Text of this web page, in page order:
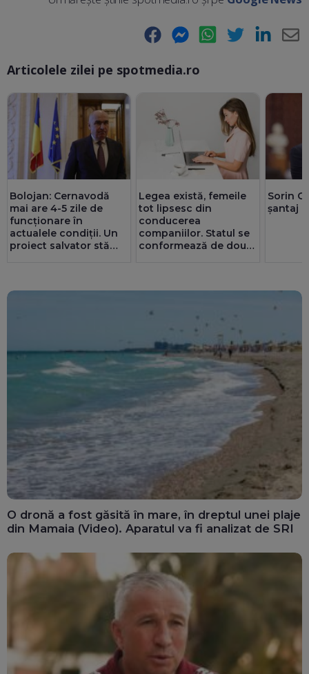
Facebook Messenger WhatsApp Twitter LinkedIn
Articolele zilei pe spotmedia.ro
Bolojan: Cernavodă
mai are 4-5 zile de
funcționare în
actualele condiții. Un
proiect salvator stă
energie cu până la 300
Legea există, femeile
tot lipsesc din
conducerea
companiilor. Statul se
conformează de două
Sorin
șantaj
O dronă a fost găsită în mare, în dreptul unei plaje
din Mamaia (Video). Aparatul va fi analizat de SRI